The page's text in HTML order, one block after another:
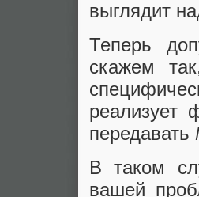
выглядит
Теперь
скажем
реализует
передавать
В таком
вашей